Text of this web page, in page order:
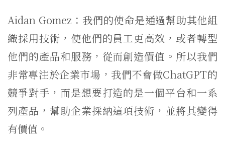
Aidan Gomez：我們的使命是通過幫助其他組
織採用技術，使他們的員工更高效，或者轉型
他們的產品和服務，從而創造價值。所以我們
非常專注於企業市場，我們不會做ChatGPT的
競爭對手，而是想要打造的是一個平台和一系
列產品，幫助企業採納這項技術，並將其變得
有價值。